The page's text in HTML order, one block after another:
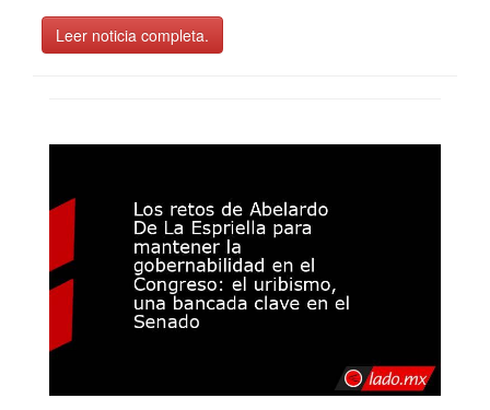
Leer noticia completa.